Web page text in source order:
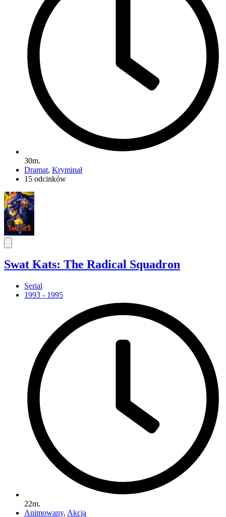
30m.
Dramat, Kryminał
15 odcinków
Swat Kats: The Radical Squadron
Serial
1993 - 1995
22m.
Animowany, Akcja